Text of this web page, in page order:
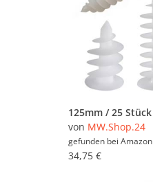
von MW.Shop.24
gefunden bei Amazon
34,75 €